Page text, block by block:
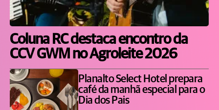
Coluna RC destaca encontro da
CCV GWM no Agroleite 2026
Planalto Select Hotel prepara
café da manhã especial para o
Dia dos Pais